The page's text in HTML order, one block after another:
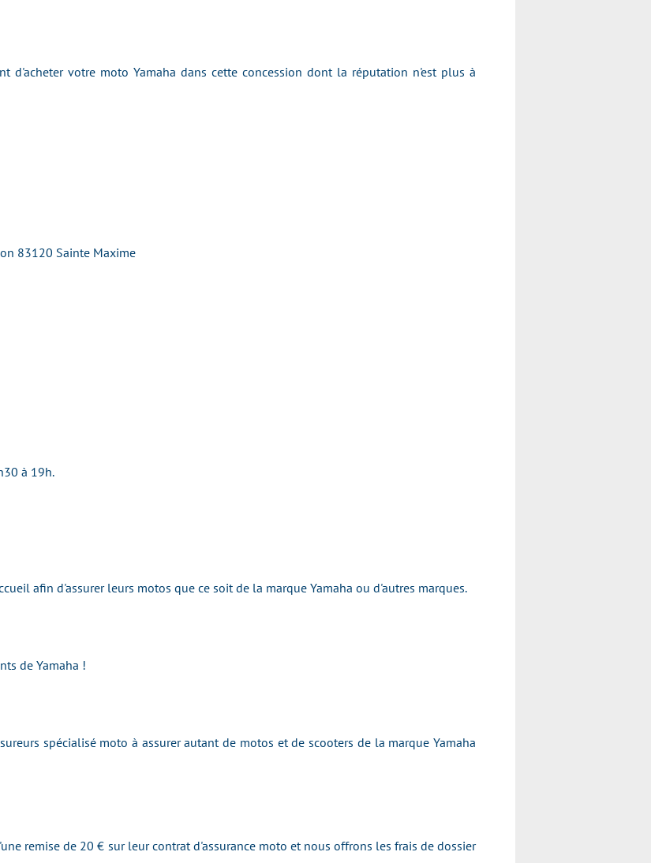
d'acheter votre moto Yamaha dans cette concession dont la réputation n'est plus à
83120 Sainte Maxime
à 19h.
afin d'assurer leurs motos que ce soit de la marque Yamaha ou d'autres marques.
de Yamaha !
spécialisé moto à assurer autant de motos et de scooters de la marque Yamaha
remise de 20 € sur leur contrat d'assurance moto et nous offrons les frais de dossier